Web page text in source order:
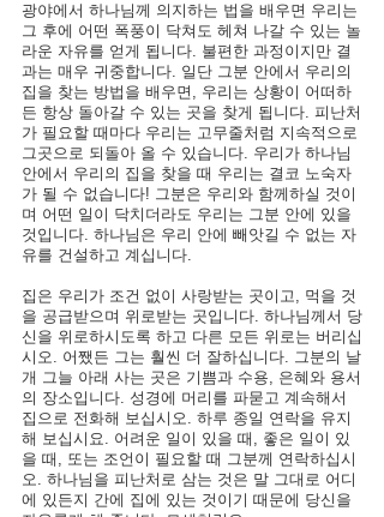
광야에서 하나님께 의지하는 법을 배우면 우리는
그 후에 어떤 폭풍이 닥쳐도 헤쳐 나갈 수 있는 놀
라운 자유를 얻게 됩니다. 불편한 과정이지만 결
과는 매우 귀중합니다. 일단 그분 안에서 우리의
집을 찾는 방법을 배우면, 우리는 상황이 어떠하
든 항상 돌아갈 수 있는 곳을 찾게 됩니다. 피난처
가 필요할 때마다 우리는 고무줄처럼 지속적으로
그곳으로 되돌아 올 수 있습니다. 우리가 하나님
안에서 우리의 집을 찾을 때 우리는 결코 노숙자
가 될 수 없습니다! 그분은 우리와 함께하실 것이
며 어떤 일이 닥치더라도 우리는 그분 안에 있을
것입니다. 하나님은 우리 안에 빼앗길 수 없는 자
유를 건설하고 계십니다.
집은 우리가 조건 없이 사랑받는 곳이고, 먹을 것
을 공급받으며 위로받는 곳입니다. 하나님께서 당
신을 위로하시도록 하고 다른 모든 위로는 버리십
시오. 어쨌든 그는 훨씬 더 잘하십니다. 그분의 날
개 그늘 아래 사는 곳은 기쁨과 수용, 은혜와 용서
의 장소입니다. 성경에 머리를 파묻고 계속해서
집으로 전화해 보십시오. 하루 종일 연락을 유지
해 보십시요. 어려운 일이 있을 때, 좋은 일이 있
을 때, 또는 조언이 필요할 때 그분께 연락하십시
오. 하나님을 피난처로 삼는 것은 말 그대로 어디
에 있든지 간에 집에 있는 것이기 때문에 당신을